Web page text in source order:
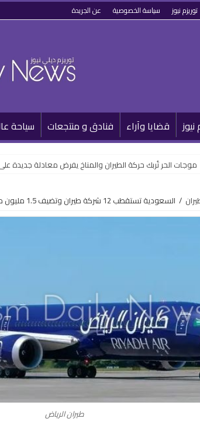
توريزم نيوز سياسة الخصوصية عن الجريدة
قضايا وآراء فنادق و منتجعات سياحة
موجات الحر تُربك حركة الطيران والمناخ يفرض معادلة جديدة
/ السعودية تستقطب 12 شركة طيران وتضيف 1.5 مليون مقعد فى عام
طيران الرياض